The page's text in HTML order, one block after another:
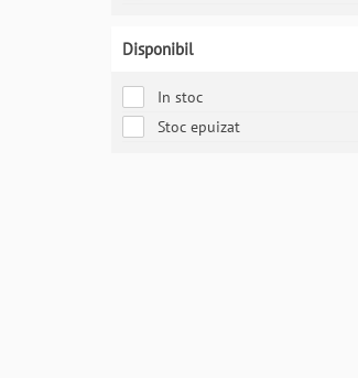
Disponibil
In stoc
Stoc epuizat